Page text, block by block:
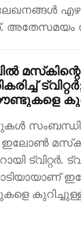
ഇലോണ്‍
ട്വിറ്റര്‍.